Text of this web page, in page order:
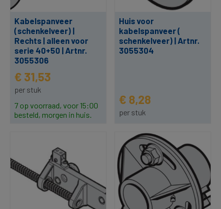
Kabelspanveer
(schenkelveer) |
Rechts | alleen voor
serie 40+50 | Artnr.
3055306
€ 31,53
per stuk
7 op voorraad, voor 15:00
besteld, morgen in huis.
Huis voor
kabelspanveer (
schenkelveer) | Artnr.
3055304
€ 8,28
per stuk